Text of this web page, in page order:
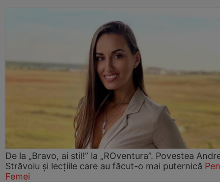
De la „Bravo, ai stil!” la „ROventura”. Povestea
Străvoiu și lecțiile care au făcut-o mai puternică
Femei